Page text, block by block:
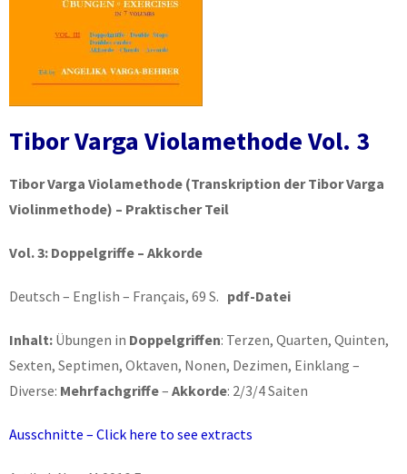
Tibor Varga Violamethode Vol. 3
Tibor Varga Violamethode (Transkription der Tibor Varga
Violinmethode) – Praktischer Teil
Vol. 3: Doppelgriffe – Akkorde
Deutsch – English – Français, 69 S. pdf-Datei
Inhalt: Übungen in Doppelgriffen: Terzen, Quarten, Quinten,
Sexten, Septimen, Oktaven, Nonen, Dezimen, Einklang –
Diverse: Mehrfachgriffe– Akkorde: 2/3/4 Saiten
Ausschnitte – Click here to see extracts